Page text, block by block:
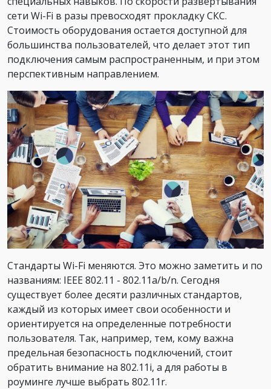
сети Wi-Fi в разы превосходят прокладку СКС.
Стоимость оборудования остается доступной для
большинства пользователей, что делает этот тип
подключения самым распространенным, и при этом
перспективным направлением.
Стандарты Wi-Fi меняются. Это можно заметить и по
названиям: IEEE 802.11 - 802.11a/b/n. Сегодня
существует более десяти различных стандартов,
каждый из которых имеет свои особенности и
ориентируется на определенные потребности
пользователя. Так, например, тем, кому важна
предельная безопасность подключений, стоит
обратить внимание на 802.11i, а для работы в
роуминге лучше выбрать 802.11r.